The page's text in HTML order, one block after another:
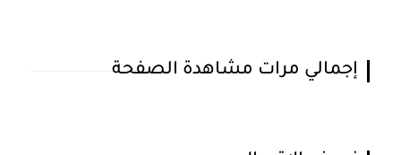
إجمالي مرات مشاهدة الصفحة